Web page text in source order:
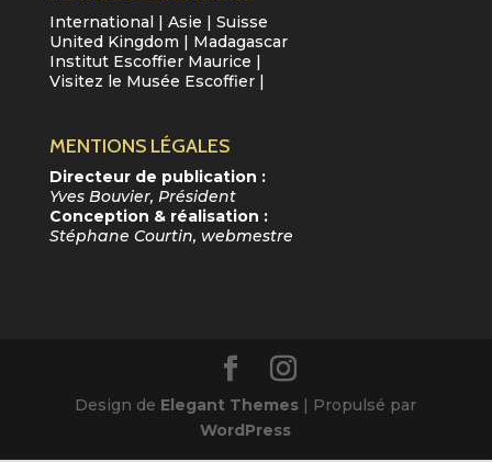
International | Asie | Suisse
United Kingdom | Madagascar
Institut Escoffier Maurice |
Visitez le Musée Escoffier|
MENTIONS LÉGALES
Directeur de publication :
Yves Bouvier, Président
Conception & réalisation :
Stéphane Courtin, webmestre
Design de Elegant Themes | Propulsé par
WordPress